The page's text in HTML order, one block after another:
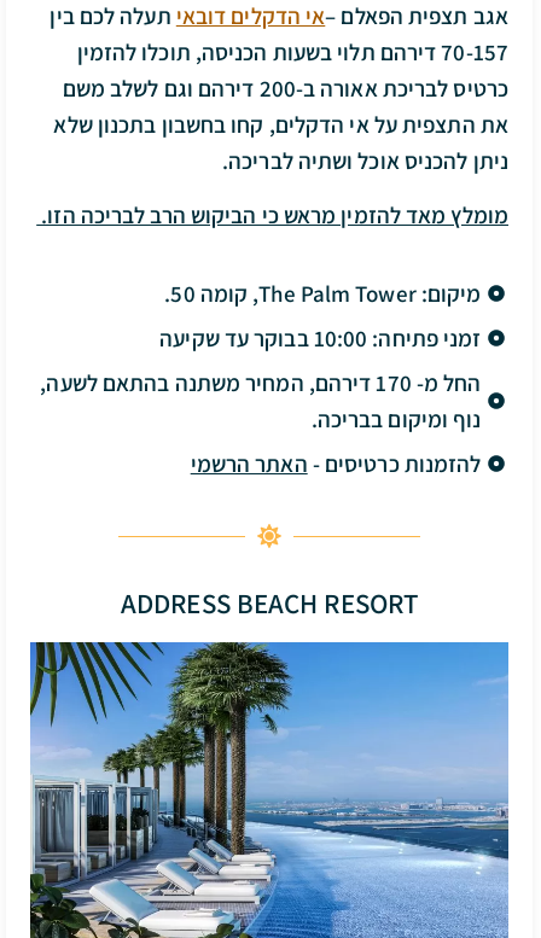
אגב תצפית הפאלם –אי הדקלים דובאי תעלה לכם בין
70-157 דירהם תלוי בשעות הכניסה, תוכלו להזמין
כרטיס לבריכת אאורה ב-200 דירהם וגם לשלב משם
את התצפית על אי הדקלים, קחו בחשבון בתכנון שלא
ניתן להכניס אוכל ושתיה לבריכה.
מומלץ מאד להזמין מראש כי הביקוש הרב לבריכה הזו.
מיקום: The Palm Tower, קומה 50.
זמני פתיחה: 10:00 בבוקר עד שקיעה
החל מ- 170 דירהם, המחיר משתנה בהתאם לשעה,
נוף ומיקום בבריכה.
להזמנות כרטיסים - האתר הרשמי
ADDRESS BEACH RESORT